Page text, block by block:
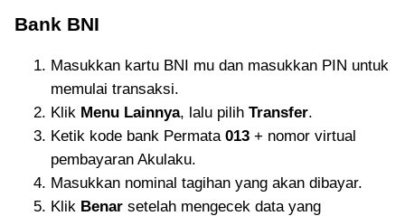
Bank BNI
Masukkan kartu BNI mu dan masukkan PIN untuk
memulai transaksi.
Klik Menu Lainnya, lalu pilih Transfer.
Ketik kode bank Permata 013 + nomor virtual
pembayaran Akulaku.
Masukkan nominal tagihan yang akan dibayar.
Klik Benar setelah mengecek data yang